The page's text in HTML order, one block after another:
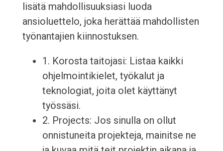
lisätä mahdollisuuksiasi luoda
ansioluettelo, joka herättää mahdollisten
työnantajien kiinnostuksen.
1. Korosta taitojasi: Listaa kaikki
ohjelmointikielet, työkalut ja
teknologiat, joita olet käyttänyt
työssäsi.
2. Projects: Jos sinulla on ollut
onnistuneita projekteja, mainitse ne